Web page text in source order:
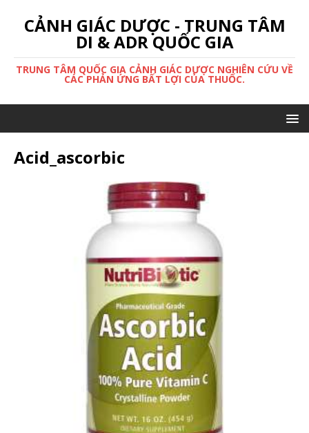
CẢNH GIÁC DƯỢC - TRUNG TÂM
DI & ADR QUỐC GIA
TRUNG TÂM QUỐC GIA CẢNH GIÁC DƯỢC NGHIÊN CỨU VỀ
CÁC PHẢN ỨNG BẤT LỢI CỦA THUỐC.
Acid_ascorbic